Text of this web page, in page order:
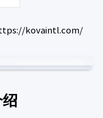
kovaintl.com/